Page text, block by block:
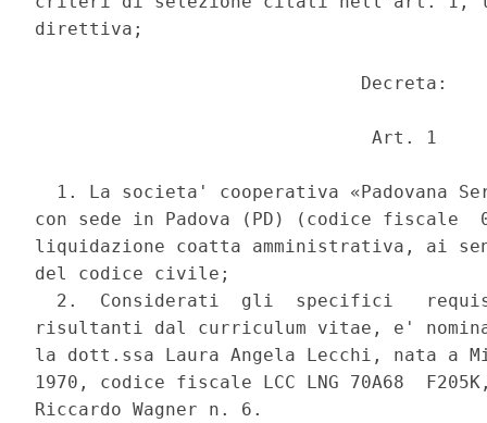
direttiva;
                              Decreta:
                               Art. 1
1. La societa' cooperativa «Padovana
con sede in Padova (PD) (codice fiscale
liquidazione coatta amministrativa, ai
del codice civile;
2.  Considerati  gli  specifici
risultanti dal curriculum vitae, e'
la dott.ssa Laura Angela Lecchi, nata a
1970, codice fiscale LCC LNG 70A68